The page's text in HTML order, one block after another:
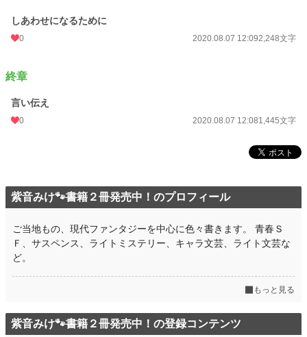
しあわせになるために
0 2020.08.07 12:092,248文字
終章
言い伝え
0 2020.08.07 12:081,445文字
紫音みけ🐾書籍２冊発売中！のプロフィール
ご当地もの、現代ファンタジーを中心に色々書きます。 青春Ｓ
Ｆ、サスペンス、ライトミステリー、キャラ文芸、ライト文芸な
ど。
もっと見る
紫音みけ🐾書籍２冊発売中！の登録コンテンツ